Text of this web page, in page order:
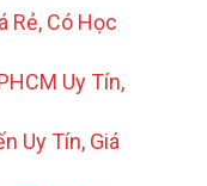
Rẻ, Có Học
Uy Tín,
Uy Tín, Giá